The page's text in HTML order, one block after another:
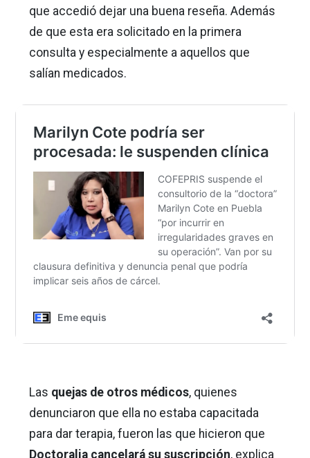
que accedió dejar una buena reseña. Además
de que esta era solicitado en la primera
consulta y especialmente a aquellos que
salían medicados.
Las quejas de otros médicos, quienes
denunciaron que ella no estaba capacitada
para dar terapia, fueron las que hicieron que
Doctoralia cancelará su suscripción, explica